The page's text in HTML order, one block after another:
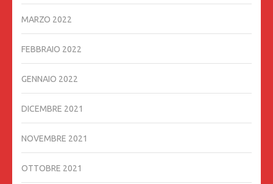
MARZO 2022
FEBBRAIO 2022
GENNAIO 2022
DICEMBRE 2021
NOVEMBRE 2021
OTTOBRE 2021